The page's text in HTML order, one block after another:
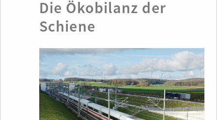
Die Ökobilanz der
Schiene